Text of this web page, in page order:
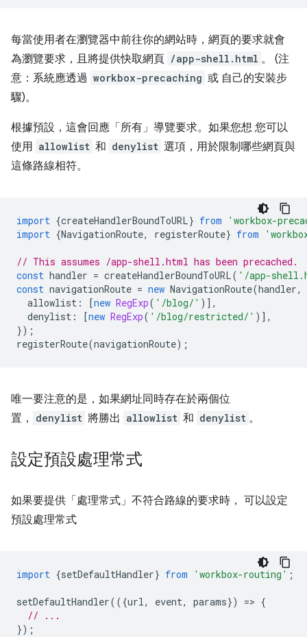
每當使用者在瀏覽器中前往你的網站時，網頁的要求就會
為瀏覽要求，且將提供快取網頁 /app-shell.html 。 (注
意：系統應透過 workbox-precaching 或 自己的安裝步
驟)。
根據預設，這會回應「所有」 導覽要求。如果您想 您可以
使用 allowlist 和 denylist 選項，用於限制哪些網頁與
這條路線相符。
import {createHandlerBoundToURL} from
'workbox-
import {NavigationRoute, registerRoute} from
// This assumes /app-shell.html has been precached.
const handler = createHandlerBoundToURL( '/app-
const navigationRoute = new NavigationRoute(handler,
allowlist : [new RegExp( '/blog/' )],
denylist : [new RegExp( '/blog/restricted/' )],
});
registerRoute(navigationRoute);
唯一要注意的是，如果網址同時存在於兩個位
置，
denylist 將勝出 allowlist 和 denylist 。
設定預設處理常式
如果要提供「處理常式」不符合路線的要求時， 可以設定
預設處理常式
import {setDefaultHandler} from 'workbox-routing' ;
setDefaultHandler(({url, event, params}) => {
// ...
});